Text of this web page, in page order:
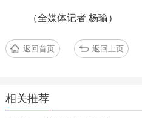
（全媒体记者 杨瑜）
返回首页 返回上页
相关推荐